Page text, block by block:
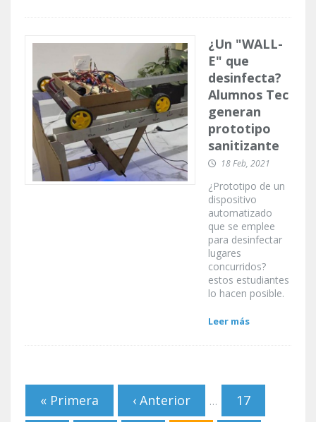
¿Un "WALL-
E" que
desinfecta?
Alumnos Tec
generan
prototipo
sanitizante
18 Feb, 2021
¿Prototipo de un
dispositivo
automatizado
que se emplee
para desinfectar
lugares
concurridos?
estos estudiantes
lo hacen posible.
Leer más
Páginas
« Primera ‹ Anterior … 17